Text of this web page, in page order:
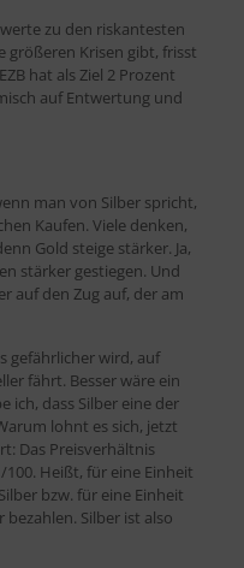
zu den riskantesten
größeren Krisen gibt, frisst
hat als Ziel 2 Prozent
auf Entwertung und
man von Silber spricht,
Kaufen. Viele denken,
Gold steige stärker. Ja,
stärker gestiegen. Und
auf den Zug auf, der am
gefährlicher wird, auf
fährt. Besser wäre ein
ich, dass Silber eine der
lohnt es sich, jetzt
Das Preisverhältnis
Heißt, für eine Einheit
bzw. für eine Einheit
bezahlen. Silber ist also